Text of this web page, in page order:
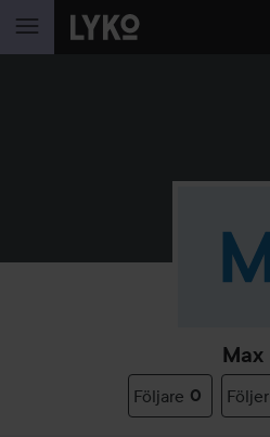
HOPPA TILL INNEHÅLLET
Max
Följare 0 Följer